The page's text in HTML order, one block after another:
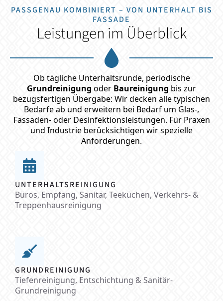
PASSGENAU KOMBINIERT – VON UNTERHALT BIS
FASSADE
Leistungen im Überblick
Ob tägliche Unterhaltsrunde, periodische
Grundreinigung oder Baureinigung bis zur
bezugsfertigen Übergabe: Wir decken alle typischen
Bedarfe ab und erweitern bei Bedarf um Glas-,
Fassaden- oder Desinfektionsleistungen. Für Praxen
und Industrie berücksichtigen wir spezielle
Anforderungen.
UNTERHALTSREINIGUNG
Büros, Empfang, Sanitär, Teeküchen, Verkehrs- &
Treppenhausreinigung
GRUNDREINIGUNG
Tiefenreinigung, Entschichtung & Sanitär-
Grundreinigung